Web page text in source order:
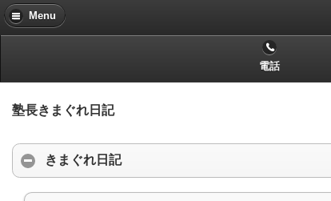
Menu
電話
塾長きまぐれ日記
きまぐれ日記